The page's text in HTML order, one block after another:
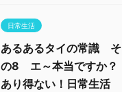
日常生活
あるあるタイの常識 そ
の8 エ～本当ですか？
あり得ない！日常生活